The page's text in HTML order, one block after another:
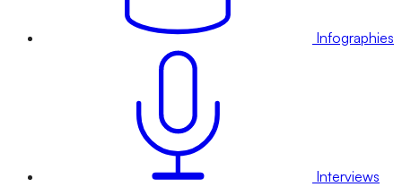
Infographies
Interviews